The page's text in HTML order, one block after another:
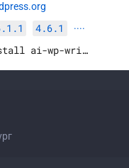
4.6.1 ····
wp plugin install ai-wp-writer --activate